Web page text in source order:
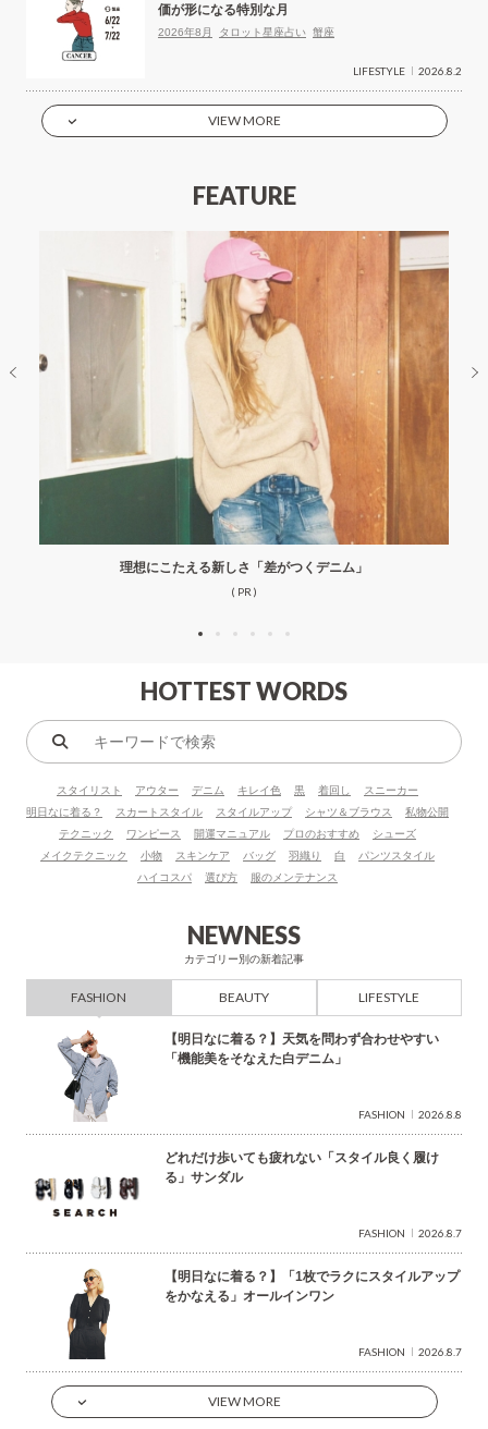
価が形になる特別な月
2026年8月 タロット星座占い 蟹座
LIFESTYLE 2026.8.2
VIEW MORE
FEATURE
理想にこたえる新しさ「差がつくデニム」
( PR )
HOTTEST WORDS
キ
ワ
ー
ド
で
スタイリスト アウター デニム キレイ色 黒 着回し
スニーカー
明日なに着る？
スカートスタイル スタイルアップ シャツ＆ブラウス
私物公開
テクニック
ワンピース 開運マニュアル プロのおすすめ
シューズ
メイクテクニック
小物 スキンケア バッグ 羽織り 白
パンツスタイル
ハイコスパ
選び方 服のメンテナンス
NEWNESS
カテゴリー別の新着記事
FASHION BEAUTY LIFESTYLE
【明日なに着る？】天気を問わず合わせやすい
「機能美をそなえた白デニム」
FASHION 2026.8.8
どれだけ歩いても疲れない「スタイル良く履け
る」サンダル
FASHION 2026.8.7
【明日なに着る？】「1枚でラクにスタイルアップ
をかなえる」オールインワン
FASHION 2026.8.7
VIEW MORE